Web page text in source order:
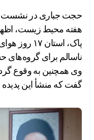
حجت جباری در نشست
پاک، استان
ناسالم برای
وی همچنین به وقوع گرد
گفت که منشأ این